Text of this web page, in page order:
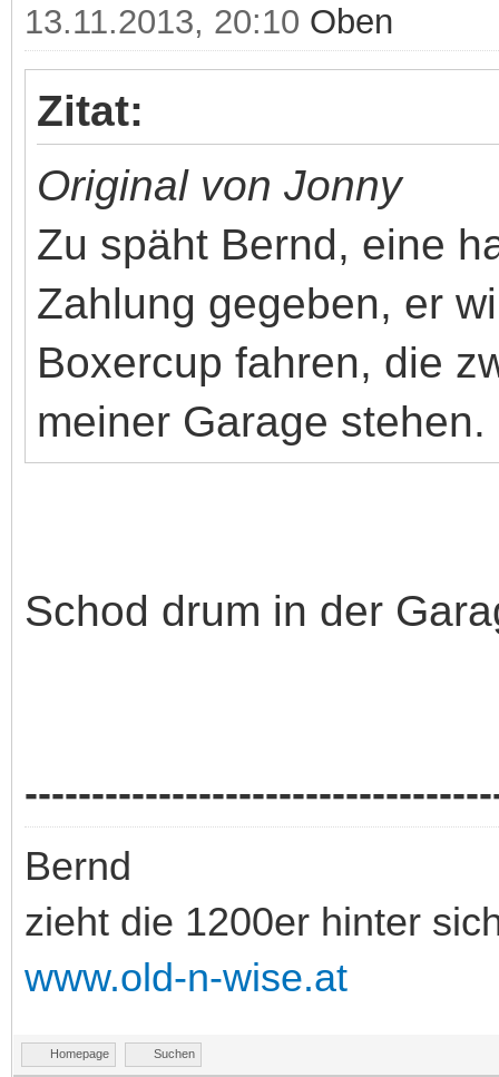
13.11.2013, 20:10 Oben
Zitat:
Original von Jonny
Zu späht Bernd, eine
Zahlung gegeben, er
Boxercup fahren, die
meiner Garage
Schod drum in der
Bernd
zieht die 1200er hinter
www.old-n-wise.at
Homepage Suchen